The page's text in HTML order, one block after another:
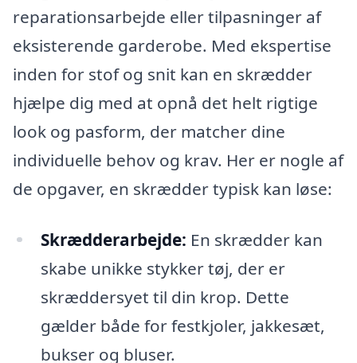
reparationsarbejde eller tilpasninger af
eksisterende garderobe. Med ekspertise
inden for stof og snit kan en skrædder
hjælpe dig med at opnå det helt rigtige
look og pasform, der matcher dine
individuelle behov og krav. Her er nogle af
de opgaver, en skrædder typisk kan løse:
Skrædderarbejde: En skrædder kan
skabe unikke stykker tøj, der er
skræddersyet til din krop. Dette
gælder både for festkjoler, jakkesæt,
bukser og bluser.